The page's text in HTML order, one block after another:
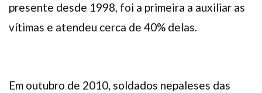
presente desde 1998, foi a primeira a auxiliar as
vítimas e atendeu cerca de 40% delas.
Em outubro de 2010, soldados nepaleses das